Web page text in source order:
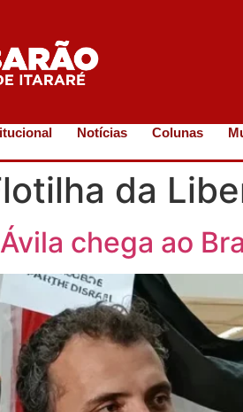
Notícias Colunas
da
chega ao